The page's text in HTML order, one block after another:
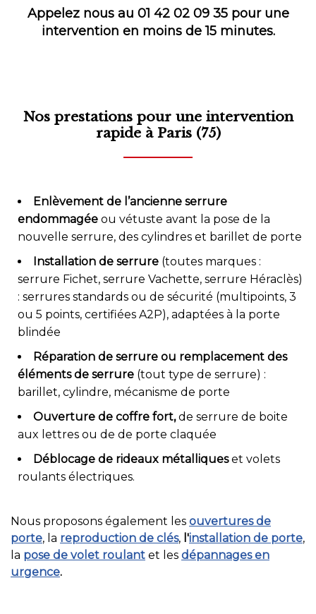
Appelez nous au 01 42 02 09 35 pour une
intervention en moins de 15 minutes.
Nos prestations pour une intervention
rapide à Paris (75)
Enlèvement de l’ancienne serrure
endommagée ou vétuste avant la pose de la
nouvelle serrure, des cylindres et barillet de porte
Installation de serrure (toutes marques :
serrure Fichet, serrure Vachette, serrure Héraclès)
: serrures standards ou de sécurité (multipoints, 3
ou 5 points, certifiées A2P), adaptées à la porte
blindée
Réparation de serrure ou remplacement des
éléments de serrure (tout type de serrure) :
barillet, cylindre, mécanisme de porte
Ouverture de coffre fort,de serrure de boite
aux lettres ou de de porte claquée
Déblocage de rideaux métalliqueset volets
roulants électriques.
Nous proposons également les ouvertures de
porte, la reproduction de clés, l'installation de porte,
la pose de volet roulant et les dépannages en
urgence.